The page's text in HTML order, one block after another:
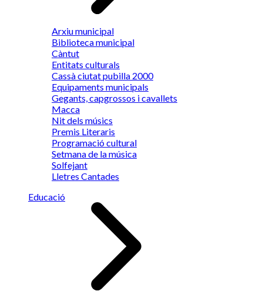
Arxiu municipal
Biblioteca municipal
Càntut
Entitats culturals
Cassà ciutat pubilla 2000
Equipaments municipals
Gegants, capgrossos i cavallets
Macca
Nit dels músics
Premis Literaris
Programació cultural
Setmana de la música
Solfejant
Lletres Cantades
Educació